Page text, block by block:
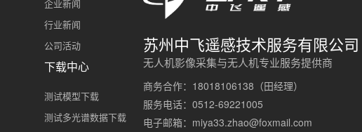
企业新闻
行业新闻
公司活动
下载中心
测试模型下载
测试多光谱数据下载
苏州中飞遥感技术服务有限公司
无人机影像采集与无人机专业服务提供商
商务合作：18018106138（田经理）
服务电话：0512-69221005
电子邮箱：miya33.zhao@foxmail.com